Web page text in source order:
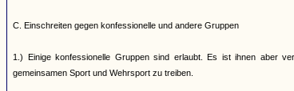
C. Einschreiten gegen konfessionelle und andere Gruppen
1.) Einige konfessionelle Gruppen sind erlaubt. Es ist ihnen aber
gemeinsamen Sport und Wehrsport zu treiben.